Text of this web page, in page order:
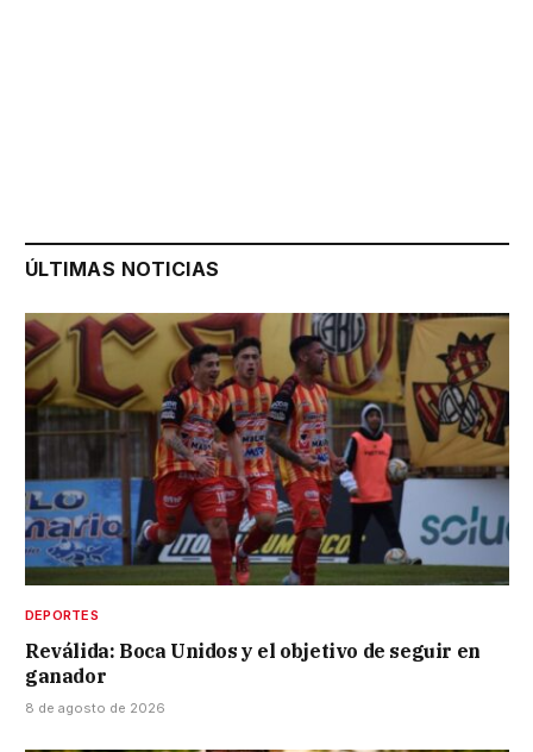
ÚLTIMAS NOTICIAS
DEPORTES
Reválida: Boca Unidos y el objetivo de seguir en
ganador
8 de agosto de 2026